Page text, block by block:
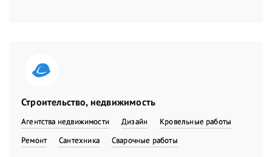
Строительство, недвижимость
Агентства недвижимости Дизайн
Кровельные работы
Ремонт
Сантехника Сварочные работы